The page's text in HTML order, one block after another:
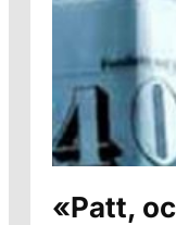
«Patt,